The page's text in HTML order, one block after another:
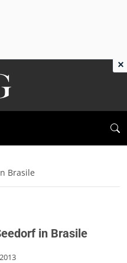
Brasile
in Brasile
×